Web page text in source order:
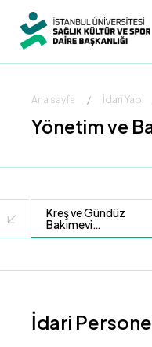
Ana sayfa / İdari Yapı
Yönetim ve
Kreş ve Gündüz
Bakımevi
Müdürlüğü
İdari